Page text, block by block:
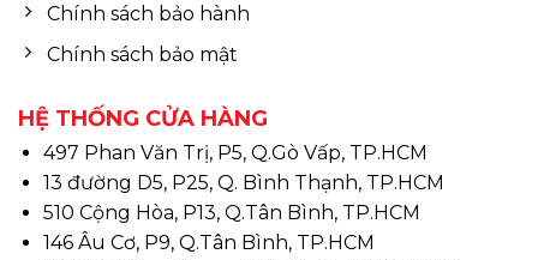
Chính sách bảo hành
Chính sách bảo mật
HỆ THỐNG CỬA HÀNG
497 Phan Văn Trị, P5, Q.Gò Vấp, TP.HCM
13 đường D5, P25, Q. Bình Thạnh, TP.HCM
510 Cộng Hòa, P13, Q.Tân Bình, TP.HCM
146 Âu Cơ, P9, Q.Tân Bình, TP.HCM